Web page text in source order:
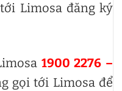
Limosa đăng ký
1900 2276 –
gọi tới Limosa để